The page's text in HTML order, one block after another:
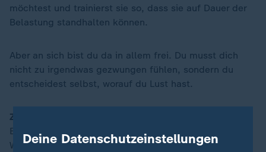
möchtest und trainierst sie so, dass sie auf Dauer der
Belastung standhalten können.
Aber an sich bist du da in allem frei. Du musst dich
nicht zu irgendwas gezwungen fühlen, sondern du
entscheidest selbst, worauf du Lust hast.
ZDFheute:
Beruf zu machen und damit Ihr Geld zu verdienen.
Welche Möglichkeiten gibt es dabei?
Deine Datenschutzeinstellungen